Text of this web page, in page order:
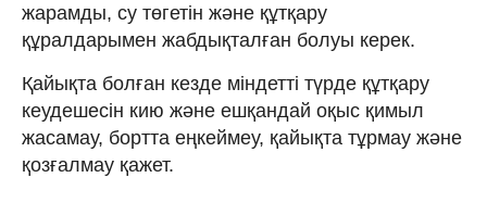
жарамды, су төгетін және құтқару
құралдарымен жабдықталған болуы керек.
Қайықта болған кезде міндетті түрде құтқару
кеудешесін кию және ешқандай оқыс қимыл
жасамау, бортта еңкеймеу, қайықта тұрмау және
қозғалмау қажет.